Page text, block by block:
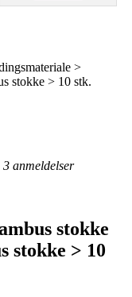
>
stokke > 10 stk.
3 anmeldelser
stokke
stokke > 10